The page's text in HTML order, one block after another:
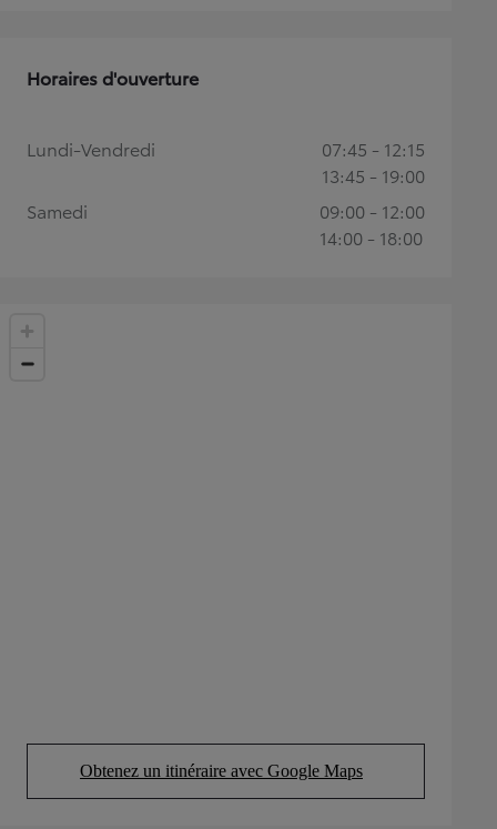
Obtenez un itinéraire avec Google Maps
(Opens in new tab)
Horaires d'ouverture
Lundi-Vendredi
07:45 - 12:15
13:45 - 19:00
Samedi
09:00 - 12:00
14:00 - 18:00